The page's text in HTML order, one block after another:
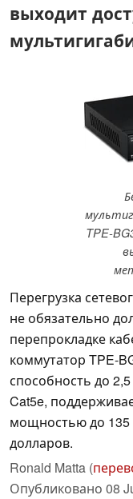
выходит
TPE-
Перегрузка
не обязательно
перепрокладке
коммутатор TPE-
способность до
Cat5e,
мощностью до 135
долларов.
Ronald Matta (
Опубликовано 08